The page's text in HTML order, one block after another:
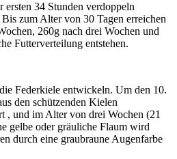
ersten 34 Stunden verdoppeln
zum Alter von 30 Tagen erreichen
260g nach drei Wochen und
Futterverteilung entstehen.
Federkiele entwickeln. Um den 10.
den schützenden Kielen
, und im Alter von drei Wochen (21
gelbe oder gräuliche Flaum wird
durch eine graubraune Augenfarbe